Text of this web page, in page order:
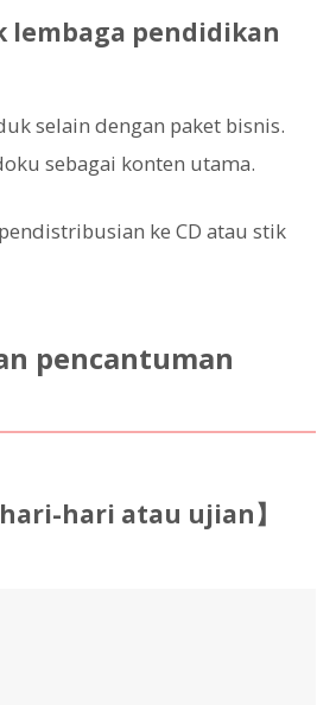
pendidikan
selain dengan paket bisnis.
sebagai konten utama.
ke CD atau stik
pencantuman
hari atau ujian】